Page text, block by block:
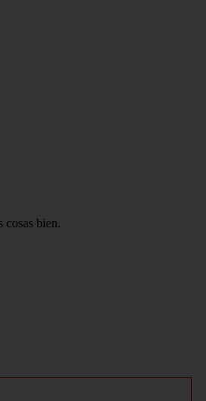
cosas bien.